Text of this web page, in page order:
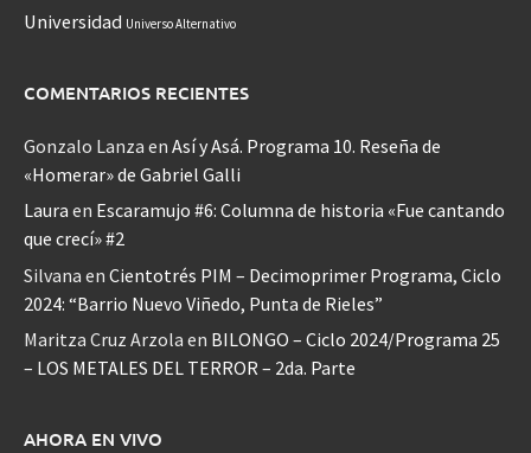
Universidad Universo Alternativo
COMENTARIOS RECIENTES
Gonzalo Lanza en Así y Asá. Programa 10. Reseña de
«Homerar» de Gabriel Galli
Laura en Escaramujo #6: Columna de historia «Fue cantando
que crecí» #2
Silvana en Cientotrés PIM – Decimoprimer Programa, Ciclo
2024: “Barrio Nuevo Viñedo, Punta de Rieles”
Maritza Cruz Arzola en BILONGO – Ciclo 2024/Programa 25
– LOS METALES DEL TERROR – 2da. Parte
AHORA EN VIVO